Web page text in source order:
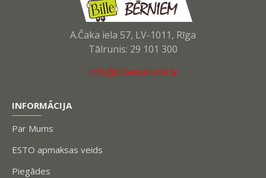
A.Čaka iela 57, LV-1011, Rīga
Tālrunis: 29 101 300
info@billesveikals.lv
INFORMĀCIJA
Par Mums
ESTO apmaksas veids
Piegādes